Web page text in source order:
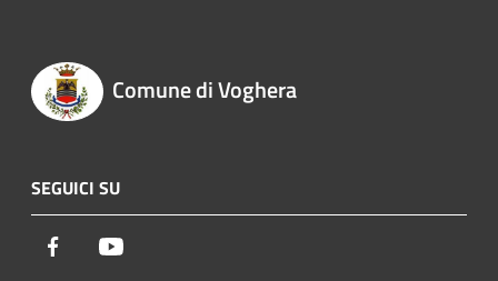
Comune di Voghera
SEGUICI SU
Facebook